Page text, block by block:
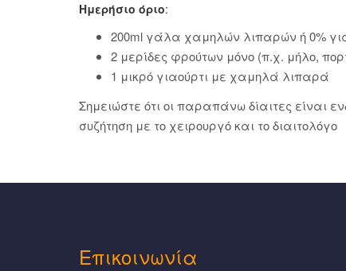
Ημερήσιο όριο:
200ml γάλα χαμηλών λιπαρών ή 0%
2 μερίδες φρούτων μόνο (π.χ. μήλο,
1 μικρό γιαούρτι με χαμηλά λιπαρά
Σημειώστε ότι οι παραπάνω δίαιτες είναι
συζήτηση με το χειρουργό και το διαιτολόγο
Eπικοινωνία